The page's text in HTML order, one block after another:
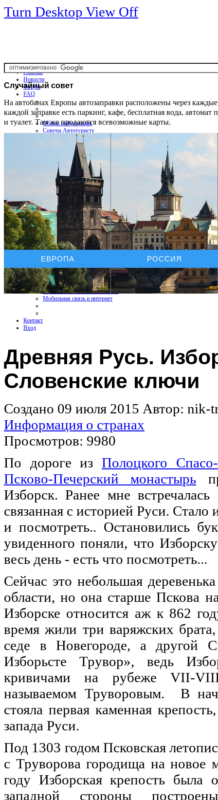
Turn Desktop View Off
Главная
Новости
Форум
FAQ
Общая информация
Советы Автотуристу
Правила дор.движения
Карты и путеводители
Интерактивная карта
Карты платных дорог
Карта сайта
Услуги On-line
Бронирование отелей
Бронирование автомобиля
Бронирование экскурсий
Страхование путешествий
Страхование КАСКО+ОСАГО
Мобильная связь и интернет
Контакт
Вход
Случайный совет
На автобанах Европы автозаправки расположены через
каждой заправке есть паркинг, кафе, бесплатная вода, автомат
и туалет. Там же продаются всевозможные карты.
ЕВРОПА РОССИЯ
Древняя Русь.
Словенские ключи
Создано 09 июля 2015 Автор: nik-
Информация о странах
Просмотров: 9980
По дороге из Полоцкого
Псково-Печерский монастырь
Изборск. Ранее мне
связанная с историей Руси.
и посмотреть.. Остановились
увиденного поняли, что
весь день - есть что посмотреть...
Сейчас это небольшая
области, но она старше Пскова
Изборске относится аж к 862
время жили три варяжских
седе в Новегороде, а другой
Изборьсте Трувор», ведь
кривичами на рубеже VII-
называемом Труворовым. В
стояла первая каменная
запада Руси.
Под 1303 годом Псковская
с Труворова городища на новое
году Изборская крепость была
западной стороны